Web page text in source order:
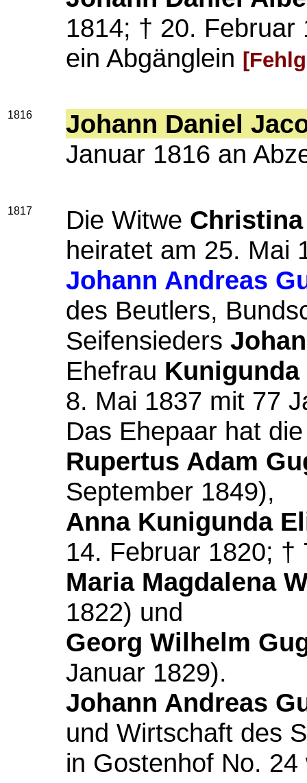
1814; † 20. Februar
ein Abgänglein
1816
Johann Daniel
Januar 1816 an
1817 Die Witwe
heiratet am 25. Mai
Johann Andreas
des Beutlers,
Seifensieders
Ehefrau Kunigunda
8. Mai 1837 mit 77
Das Ehepaar hat
Rupertus Adam
September 1849),
Anna Kunigunda
14. Februar 1820; †
Maria Magdalena
1822) und
Georg Wilhelm
Januar 1829).
Johann Andreas
und Wirtschaft des
in Gostenhof No. 24